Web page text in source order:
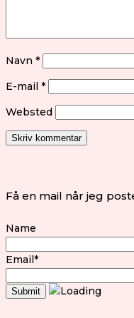
Navn *
E-mail *
Websted
Få en mail når jeg
Name
Email*